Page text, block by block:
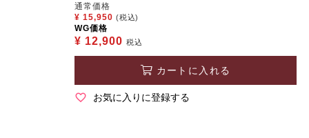
通常価格
¥ 15,950 (税込)
WG価格
¥ 12,900 税込
カートに入れる
お気に入りに登録する